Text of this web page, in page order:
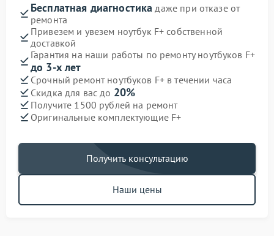
Бесплатная диагностика даже при отказе от
ремонта
Привезем и увезем ноутбук F+ собственной
доставкой
Гарантия на наши работы по ремонту ноутбуков F+
до 3-х лет
Срочный ремонт ноутбуков F+ в течении часа
Скидка для вас до 20%
Получите 1500 рублей на ремонт
Оригинальные комплектующие F+
Получить консультацию
Наши цены